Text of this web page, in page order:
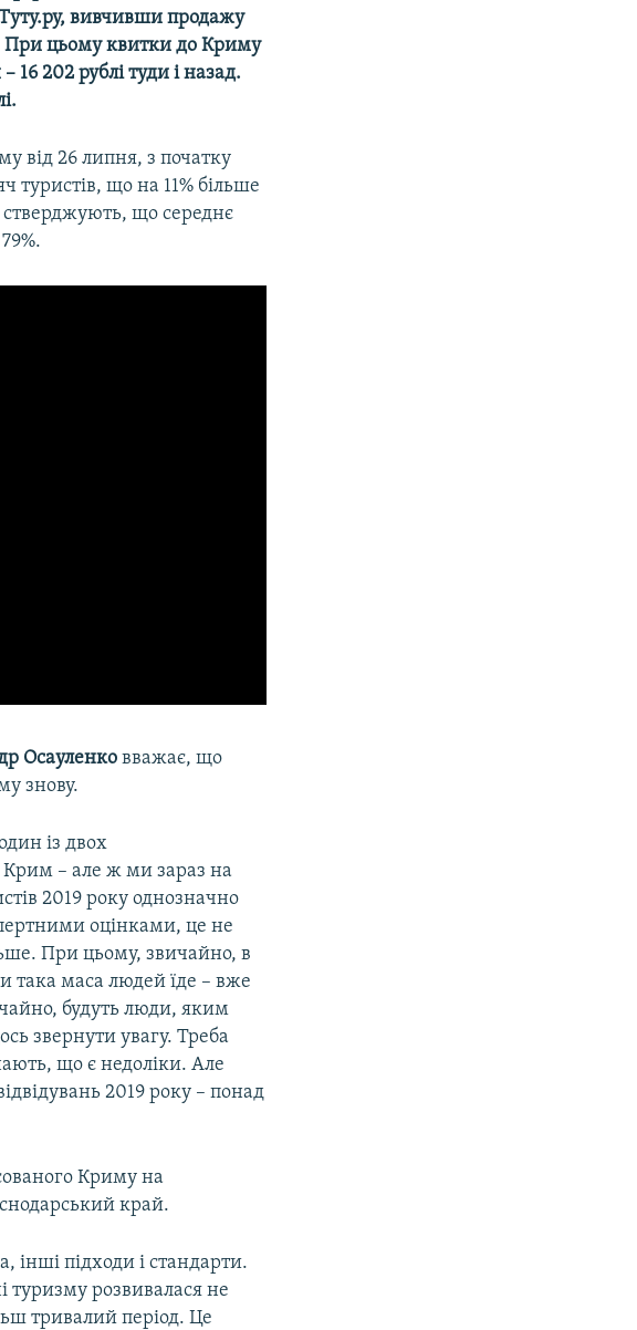
вивчивши продажу
При цьому квитки до Криму
202 рублі туди і назад.
від 26 липня, з початку
туристів, що на 11% більше
стверджують, що середнє
Осауленко вважає, що
знову.
із двох
Крим – але ж ми зараз на
2019 року однозначно
оцінками, це не
При цьому, звичайно, в
така маса людей їде – вже
будуть люди, яким
звернути увагу. Треба
що є недоліки. Але
2019 року – понад
Криму на
край.
інші підходи і стандарти.
туризму розвивалася не
тривалий період. Це